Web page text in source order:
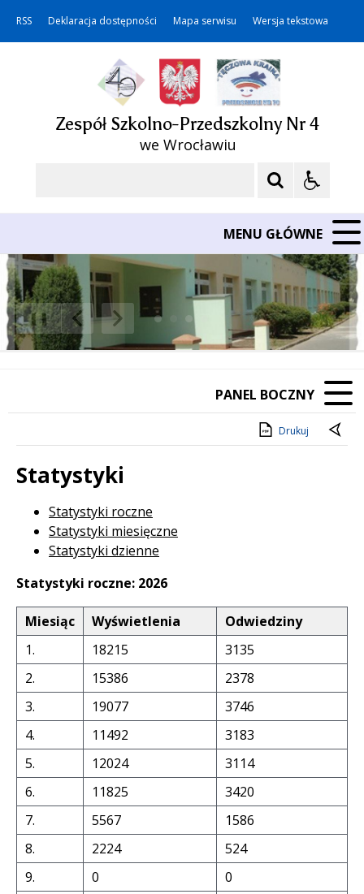
RSS Deklaracja dostępności Mapa serwisu Wersja tekstowa
Zespół Szkolno-Przedszkolny Nr 4
we Wrocławiu
MENU GŁÓWNE
Poprzedni Element
Następny Element
❚❚
PANEL BOCZNY
Drukuj
Statystyki
Statystyki roczne
Statystyki miesięczne
Statystyki dzienne
Statystyki roczne: 2026
Miesiąc Wyświetlenia
Odwiedziny
1.
18215
3135
2.
15386
2378
3.
19077
3746
4.
11492
3183
5.
12024
3114
6.
11825
3420
7.
5567
1586
8.
2224
524
9.
0
0